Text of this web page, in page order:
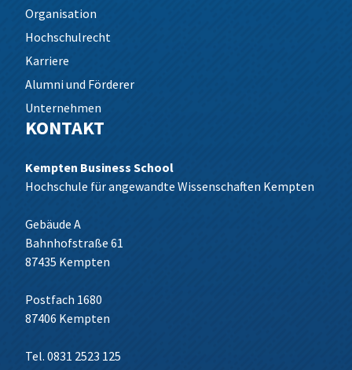
Organisation
Hochschulrecht
Karriere
Alumni und Förderer
Unternehmen
KONTAKT
Kempten Business School
Hochschule für angewandte Wissenschaften Kempten
Gebäude A
Bahnhofstraße 61
87435 Kempten
Postfach 1680
87406 Kempten
Tel. 0831 2523 125